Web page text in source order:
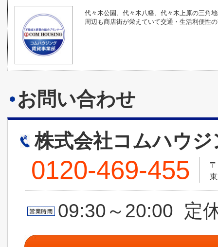
代々木公園、代々木八幡、代々木上原の三角
周辺も商店街が栄えていて交通・生活利便性
お問い合わせ
株式会社コムハウジ
0120-469-455
09:30～20:00 定